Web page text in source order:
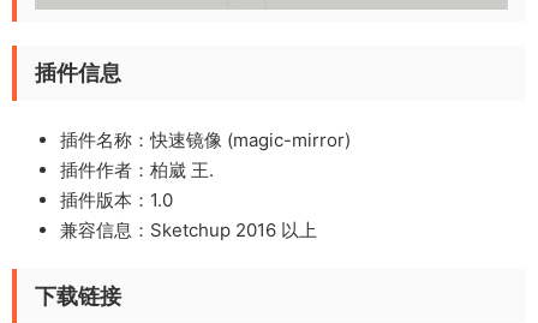
插件信息
插件名称：快速镜像 (magic-mirror)
插件作者：柏崴 王.
插件版本：1.0
兼容信息：Sketchup 2016 以上
下载链接